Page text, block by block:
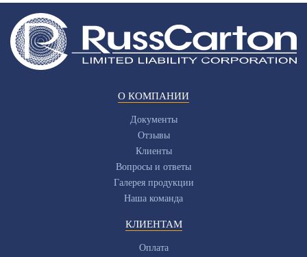
О КОМПАНИИ
Документы
Отзывы
Клиенты
Вопросы и ответы
Галерея продукции
Наша команда
КЛИЕНТАМ
Оплата